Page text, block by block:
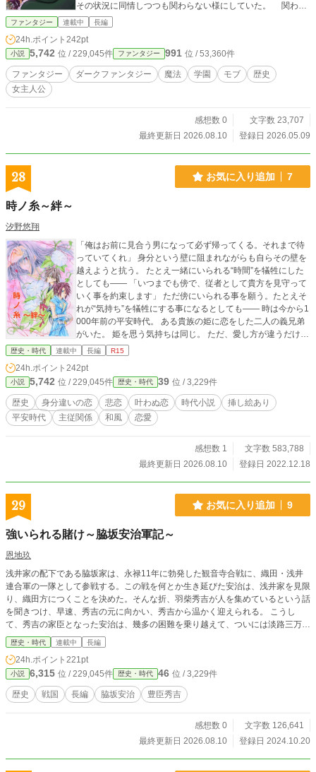
その状況に同情しつつも関わらない様にしていた。 関われ
ば自分よりも実力あるあの男子生徒達を敵に回すかもしれな
そんな毎日のある日―― ひょんな事から無藤さんを助け
てしまい──景色の生活は学校でも、外でも、慌ただしい日々
へと一変した。 何者でもない一人の少女が『自分とは何
か』の答えを求める、ダーク・ファンタジー。
ファンタジー 連載中 長編
24h.ポイント 242pt
小説 5,742 位 / 229,045件 ファンタジー 991 位 / 53,360件
ファンタジー ダークファンタジー 魔法 学園 モブ
歴史
女主人公
感想数 0
文字数 23,707
最終更新日 2026.08.10
登録日 2026.05.09
28 お気に入り追加 7
時ノ糸～絆～
汐野悠翔
「俺はお前に見合う男になって必ず帰ってくる。それまで待
っていてくれ」 身分という壁に阻まれながらも自らその壁を
越えようと抗う。 たとえ一緒にいられる“時間”を犠牲にした
としても―― 「いつまでも傍で、従者として貴方を見守って
いく事を約束します」 ただ傍にいられる事を願う。たとえそ
れが“気持ち”を犠牲にする事になるとしても―― 時は今から1
000年前の平安時代。 ある貴族の姫に恋をした二人の義兄弟
がいた。 姫を思う気持ちは同じ。 ただ、愛し方が違うだけ。
ただ、それだけだったのに…… 「どうして……どうしてお主
のの為、己が信じ選んだ道を真っ直ぐに進んでいた3人だった
が、彼等に定められた運命の糸は複雑に絡み合い、いつしか
抗えない歴史の渦へと飲み込まれて行く事に。 互いの信じた
道の先に待ち受けるのは――？ これは後に「平将門の乱」と
呼ばれる歴史的事件を題材に、その裏に隠された男女３人の
歴史・時代 連載中 長編 R15
24h.ポイント 242pt
小説 5,742 位 / 229,045件 歴史・時代 39 位 / 3,229件
歴史 身分違いの恋 悲恋 叶わぬ恋 時代小説
挿し絵あり
平安時代
主従関係 和風 恋愛
感想数 1
文字数 583,788
最終更新日 2026.08.10
登録日 2022.12.18
29 お気に入り追加 9
強いられる賭け～脇坂安治軍記～
恩地玖
浅井家の配下である脇坂家は、永禄11年に勃発した観音寺合戦に、織田・浅井
連合軍の一隊として参戦する。この戦を何とか生き延びた安治は、浅井家を見限
り、織田方につくことを決めた。そんな折、羽柴秀吉が人を集めているという話
を聞きつけ、早速、秀吉の元に向かい、秀吉から温かく迎えられる。 こうし
て、秀吉の家臣となった安治は、幾多の困難を乗り越えて、ついには淡路三万石
の大名にまで出世する。 しかし、秀吉亡き後、石田三成と徳川家康の対立が決
定的となった。秀吉からの恩に報い、石田方につくか、秀吉子飼いの武将が従っ
た徳川方につくか、安治は決断を迫られることになる。
歴史・時代 連載中 長編
24h.ポイント 221pt
小説 6,315 位 / 229,045件 歴史・時代 46 位 / 3,229件
歴史 戦国 長編 脇坂安治 豊臣秀吉
感想数 0
文字数 126,641
最終更新日 2026.08.10
登録日 2024.10.20